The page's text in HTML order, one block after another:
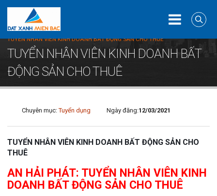
Home
Tuyển dụng
TUYỂN NHÂN VIÊN KINH DOANH BẤT ĐỘNG SẢN CHO THUÊ
TUYỂN NHÂN VIÊN KINH DOANH BẤT
ĐỘNG SẢN CHO THUÊ
Chuyên mục:Tuyển dụng Ngày đăng:12/03/2021
TUYỂN NHÂN VIÊN KINH DOANH BẤT ĐỘNG SẢN CHO
THUÊ
AN HẢI PHÁT: TUYỂN NHÂN VIÊN KINH
DOANH BẤT ĐỘNG SẢN CHO THUÊ